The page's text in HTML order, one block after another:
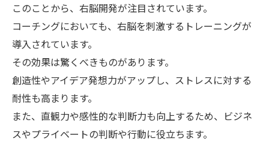
このことから、右脳開発が注目されています。
コーチングにおいても、右脳を刺激するトレーニングが
導入されています。
その効果は驚くべきものがあります。
創造性やアイデア発想力がアップし、ストレスに対する
耐性も高まります。
また、直観力や感性的な判断力も向上するため、ビジネ
スやプライベートの判断や行動に役立ちます。